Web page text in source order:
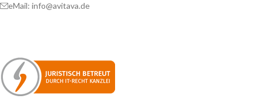
eMail: info@avitava.de